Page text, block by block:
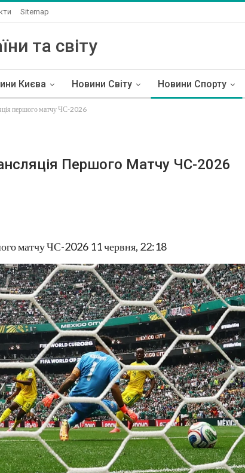
Sitemap
та світу
Києва Новини Світу Новини Спорту
першого матчу ЧС-2026
Першого Матчу ЧС-2026
матчу ЧС-2026 11 червня, 22:18